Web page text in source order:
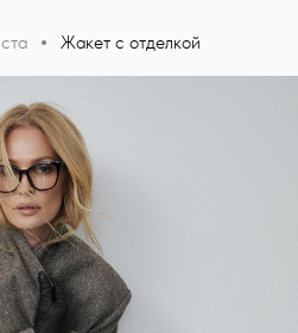
Жакет с отделкой